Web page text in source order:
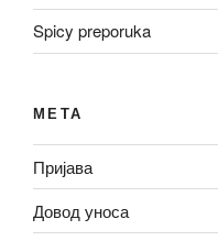
Spicy preporuka
МЕТА
Пријава
Довод уноса